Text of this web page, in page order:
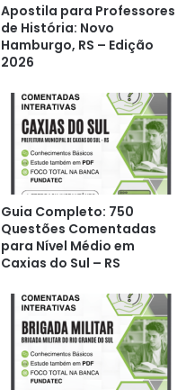
Apostila para Professores
de História: Novo
Hamburgo, RS – Edição
2026
Guia Completo: 750
Questões Comentadas
para Nível Médio em
Caxias do Sul – RS